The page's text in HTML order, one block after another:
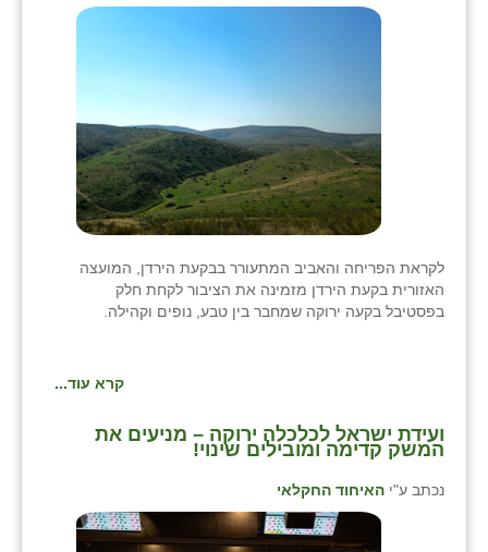
לקראת הפריחה והאביב המתעורר בבקעת הירדן, המועצה
האזורית בקעת הירדן מזמינה את הציבור לקחת חלק
בפסטיבל בקעה ירוקה שמחבר בין טבע, נופים וקהילה.
קרא עוד...
ועידת ישראל לכלכלה ירוקה – מניעים את
המשק קדימה ומובילים שינוי!
נכתב ע"י האיחוד החקלאי